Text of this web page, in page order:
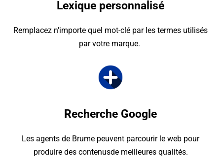
Lexique personnalisé
Remplacez n'importe quel mot-clé par les termes utilisés
par votre marque.
Recherche Google
Les agents de Brume peuvent parcourir le web pour
produire des contenusde meilleures qualités.